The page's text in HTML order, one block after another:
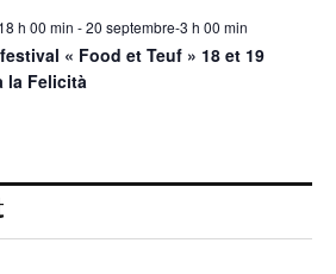
h 00 min -20 septembre-3 h 00 min
« Food et Teuf » 18 et 19
la Felicità